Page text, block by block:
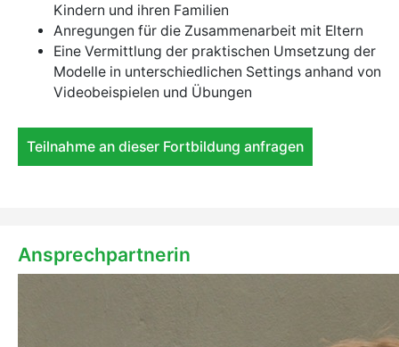
Kindern und ihren Familien
Anregungen für die Zusammenarbeit mit Eltern
Eine Vermittlung der praktischen Umsetzung der
Modelle in unterschiedlichen Settings anhand von
Videobeispielen und Übungen
Teilnahme an dieser Fortbildung anfragen
Ansprechpartnerin